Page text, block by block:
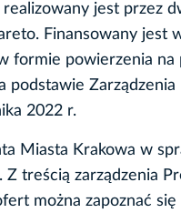
jest przez
Finansowany jest
formie powierzenia
podstawie
2022 r.
Miasta Krakowa w
. Z treścią zarządzenia
można zapoznać się